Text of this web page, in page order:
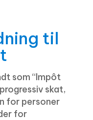
til
som “Impôt
skat,
for personer
for